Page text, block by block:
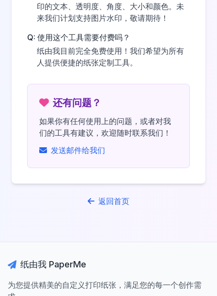
印的文本、透明度、角度、大小和颜色。未
来我们计划支持图片水印，敬请期待！
Q: 使用这个工具需要付费吗？
纸由我目前完全免费使用！我们希望为所有
人提供便捷的纸张定制工具。
还有问题？
如果你有任何使用上的问题，或者对我
们的工具有建议，欢迎随时联系我们！
发送邮件给我们
返回首页
纸由我 PaperMe
为您提供精美的自定义打印纸张，满足您的每一个创作需